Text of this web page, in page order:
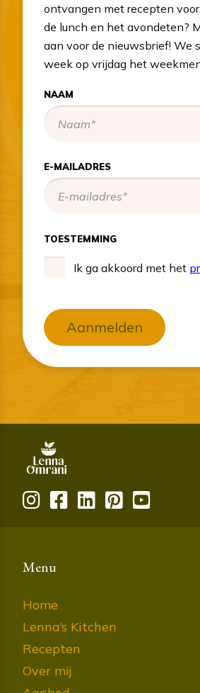
ontvangen met recepten
de lunch en het avondeten?
aan voor de nieuwsbrief! We
week op vrijdag het
NAAM
E-MAILADRES
TOESTEMMING
Ik ga akkoord met het
Aanmelden
Menu
Home
Lenna’s Kitchen
Recepten
Over mij